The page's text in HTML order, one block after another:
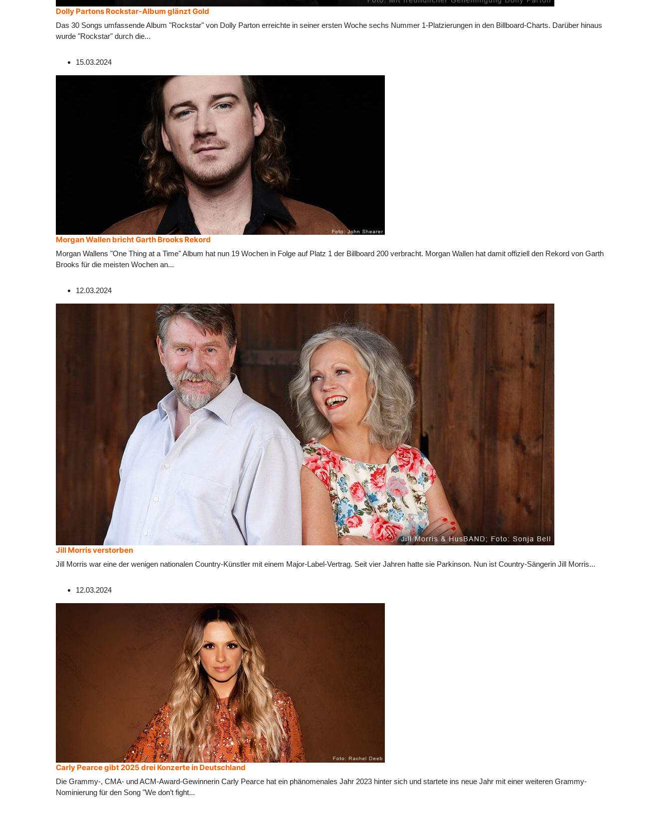
Dolly Partons Rockstar-Album glänzt Gold
Das 30 Songs umfassende Album "Rockstar" von Dolly Parton erreichte in seiner ersten Woche sechs Nummer 1-Platzierungen in den Billboard-Charts. Darüber hinaus
wurde "Rockstar" durch die...
15.03.2024
Morgan Wallen bricht Garth Brooks Rekord
Morgan Wallens "One Thing at a Time" Album hat nun 19 Wochen in Folge auf Platz 1 der Billboard 200 verbracht. Morgan Wallen hat damit offiziell den Rekord von Garth
Brooks für die meisten Wochen an...
12.03.2024
Jill Morris verstorben
Jill Morris war eine der wenigen nationalen Country-Künstler mit einem Major-Label-Vertrag. Seit vier Jahren hatte sie Parkinson. Nun ist Country-Sängerin Jill Morris...
12.03.2024
Carly Pearce gibt 2025 drei Konzerte in Deutschland
Die Grammy-, CMA- und ACM-Award-Gewinnerin Carly Pearce hat ein phänomenales Jahr 2023 hinter sich und startete ins neue Jahr mit einer weiteren Grammy-
Nominierung für den Song "We don’t fight...